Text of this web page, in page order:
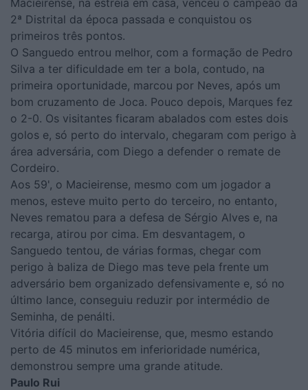
2ª Distrital da época passada e conquistou os
primeiros três pontos.
O Sanguedo entrou melhor, com a formação de Pedro
Silva a ter dificuldade em ter a bola, contudo, na
primeira oportunidade, marcou por Neves, após um
bom cruzamento de Joca. Pouco depois, Marques fez
o 2-0. Os visitantes ficaram abalados com estes dois
golos e, só perto do intervalo, chegaram com perigo à
área adversária, com Diego a defender o remate de
Cordeiro.
Aos 59', o Macieirense, mesmo com um jogador a
menos, esteve muito perto do terceiro, no entanto,
Neves rematou para a defesa de Sérgio Alves e, na
recarga, atirou por cima. Em desvantagem, o
Sanguedo tentou, de várias formas, chegar com
perigo à baliza de Diego mas teve pela frente um
adversário bem organizado defensivamente e, só no
último lance, conseguiu reduzir por intermédio de
Seminha, de penálti.
Vitória difícil do Macieirense, que, mesmo estando
perto de 45 minutos em inferioridade numérica,
demonstrou sempre uma grande atitude.
Paulo Rui